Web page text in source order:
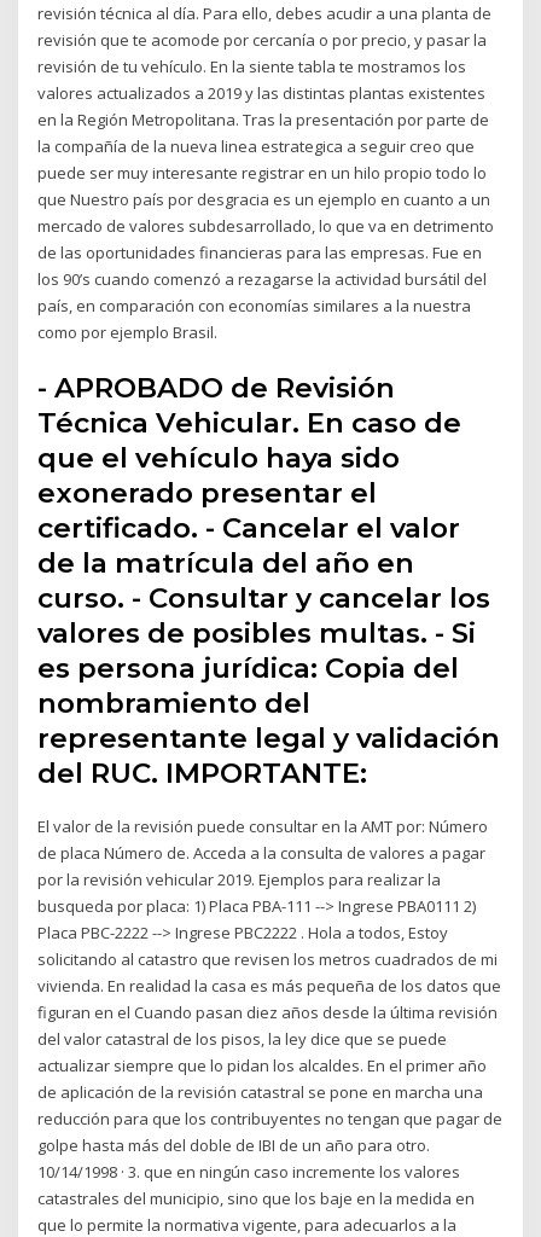
revisión técnica al día. Para ello, debes acudir a una planta de
revisión que te acomode por cercanía o por precio, y pasar la
revisión de tu vehículo. En la siente tabla te mostramos los
valores actualizados a 2019 y las distintas plantas existentes
en la Región Metropolitana. Tras la presentación por parte de
la compañía de la nueva linea estrategica a seguir creo que
puede ser muy interesante registrar en un hilo propio todo lo
que Nuestro país por desgracia es un ejemplo en cuanto a un
mercado de valores subdesarrollado, lo que va en detrimento
de las oportunidades financieras para las empresas. Fue en
los 90’s cuando comenzó a rezagarse la actividad bursátil del
país, en comparación con economías similares a la nuestra
como por ejemplo Brasil.
- APROBADO de Revisión
Técnica Vehicular. En caso de
que el vehículo haya sido
exonerado presentar el
certificado. - Cancelar el valor
de la matrícula del año en
curso. - Consultar y cancelar los
valores de posibles multas. - Si
es persona jurídica: Copia del
nombramiento del
representante legal y validación
del RUC. IMPORTANTE:
El valor de la revisión puede consultar en la AMT por: Número
de placa Número de. Acceda a la consulta de valores a pagar
por la revisión vehicular 2019. Ejemplos para realizar la
busqueda por placa: 1) Placa PBA-111 --> Ingrese PBA0111 2)
Placa PBC-2222 --> Ingrese PBC2222 . Hola a todos, Estoy
solicitando al catastro que revisen los metros cuadrados de mi
vivienda. En realidad la casa es más pequeña de los datos que
figuran en el Cuando pasan diez años desde la última revisión
del valor catastral de los pisos, la ley dice que se puede
actualizar siempre que lo pidan los alcaldes. En el primer año
de aplicación de la revisión catastral se pone en marcha una
reducción para que los contribuyentes no tengan que pagar de
golpe hasta más del doble de IBI de un año para otro.
10/14/1998 · 3. que en ningún caso incremente los valores
catastrales del municipio, sino que los baje en la medida en
que lo permite la normativa vigente, para adecuarlos a la